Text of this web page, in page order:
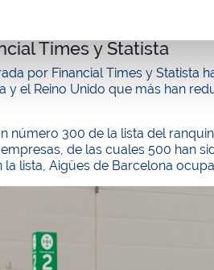
Times y Statista
por Financial Times y
y el Reino Unido que más han
número 300 de la lista del
de las cuales 500 han
lista, Aigües de Barcelona